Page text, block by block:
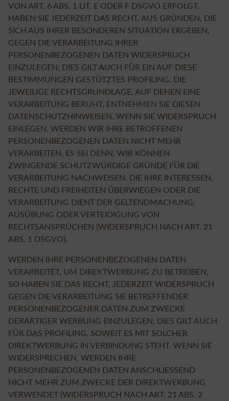
VON ART. 6 ABS. 1 LIT. E ODER F DSGVO ERFOLGT,
HABEN SIE JEDERZEIT DAS RECHT, AUS GRÜNDEN, DIE
SICH AUS IHRER BESONDEREN SITUATION ERGEBEN,
GEGEN DIE VERARBEITUNG IHRER
PERSONENBEZOGENEN DATEN WIDERSPRUCH
EINZULEGEN; DIES GILT AUCH FÜR EIN AUF DIESE
BESTIMMUNGEN GESTÜTZTES PROFILING. DIE
JEWEILIGE RECHTSGRUNDLAGE, AUF DENEN EINE
VERARBEITUNG BERUHT, ENTNEHMEN SIE DIESEN
DATENSCHUTZHINWEISEN. WENN SIE WIDERSPRUCH
EINLEGEN, WERDEN WIR IHRE BETROFFENEN
PERSONENBEZOGENEN DATEN NICHT MEHR
VERARBEITEN, ES SEI DENN, WIR KÖNNEN
ZWINGENDE SCHUTZWÜRDIGE GRÜNDE FÜR DIE
VERARBEITUNG NACHWEISEN, DIE IHRE INTERESSEN,
RECHTE UND FREIHEITEN ÜBERWIEGEN ODER DIE
VERARBEITUNG DIENT DER GELTENDMACHUNG,
AUSÜBUNG ODER VERTEIDIGUNG VON
RECHTSANSPRÜCHEN (WIDERSPRUCH NACH ART. 21
ABS. 1 DSGVO).
WERDEN IHRE PERSONENBEZOGENEN DATEN
VERARBEITET, UM DIREKTWERBUNG ZU BETREIBEN,
SO HABEN SIE DAS RECHT, JEDERZEIT WIDERSPRUCH
GEGEN DIE VERARBEITUNG SIE BETREFFENDER
PERSONENBEZOGENER DATEN ZUM ZWECKE
DERARTIGER WERBUNG EINZULEGEN; DIES GILT AUCH
FÜR DAS PROFILING, SOWEIT ES MIT SOLCHER
DIREKTWERBUNG IN VERBINDUNG STEHT. WENN SIE
WIDERSPRECHEN, WERDEN IHRE
PERSONENBEZOGENEN DATEN ANSCHLIESSEND
NICHT MEHR ZUM ZWECKE DER DIREKTWERBUNG
VERWENDET (WIDERSPRUCH NACH ART. 21 ABS. 2